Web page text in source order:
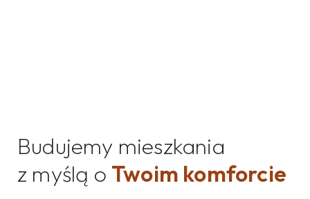
Budujemy mieszkania
z myślą o Twoim komforcie